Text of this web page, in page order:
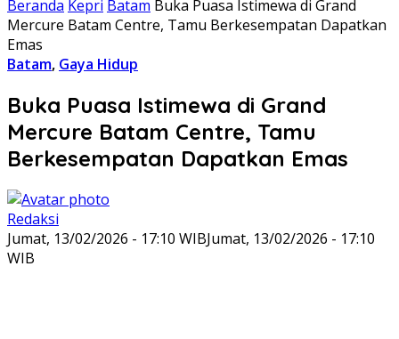
Beranda Kepri Batam Buka Puasa Istimewa di Grand
Mercure Batam Centre, Tamu Berkesempatan Dapatkan
Emas
Batam, Gaya Hidup
Buka Puasa Istimewa di Grand
Mercure Batam Centre, Tamu
Berkesempatan Dapatkan Emas
Redaksi
Jumat, 13/02/2026 - 17:10 WIBJumat, 13/02/2026 - 17:10
WIB